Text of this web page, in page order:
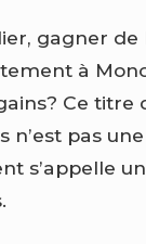
gagner
à
Ce
n’est pas
s’appelle